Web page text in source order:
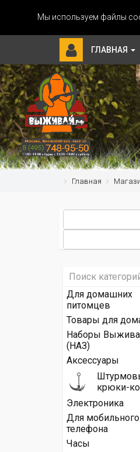
Мы используем файлы
ГЛАВНАЯ
Главная
Для домашних
питомцев
Товары для
Наборы
(НАЗ)
Аксессуары
крюки-
Электроника
Для мобильного
телефона
Часы